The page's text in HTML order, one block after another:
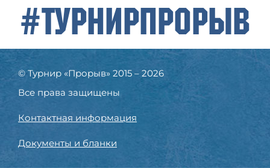
#ТурнирПрорыв
© Турнир «Прорыв» 2015 – 2026
Все права защищены
Контактная информация
Документы и бланки